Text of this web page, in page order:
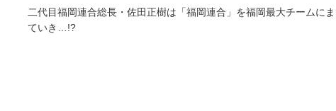
二代目福岡連合総長・佐田正樹は「福岡連合」を福岡最大チーム
ていき…!?